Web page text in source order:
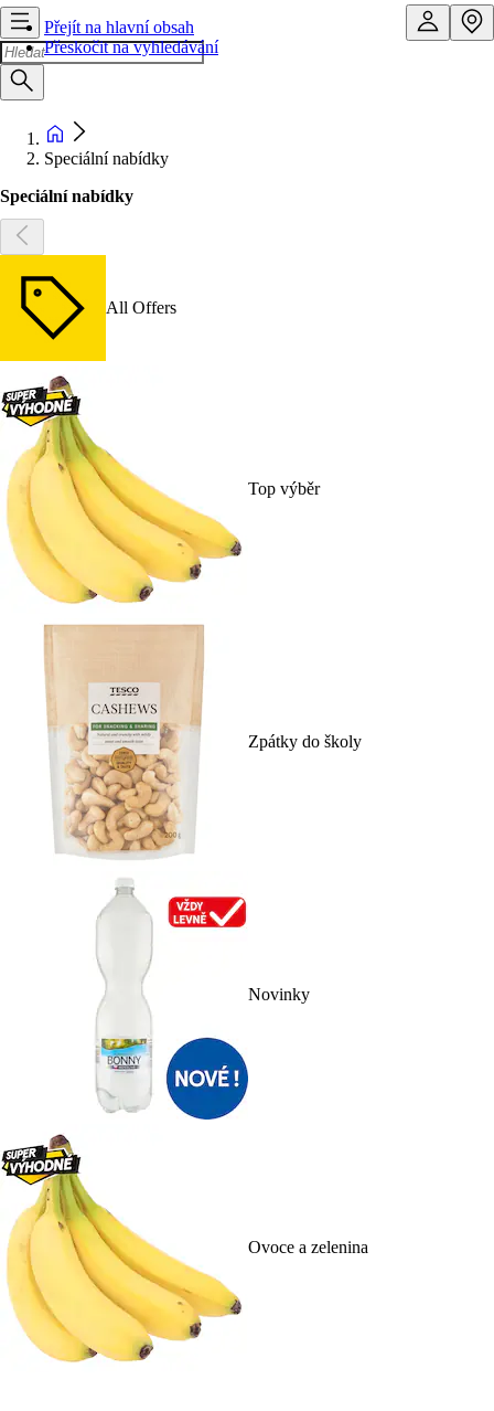
Přejít na hlavní obsah
Přeskočit na vyhledávání
Speciální nabídky
Speciální nabídky
All Offers
Top výběr
Zpátky do školy
Novinky
Ovoce a zelenina